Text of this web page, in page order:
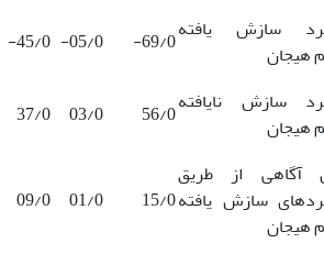
سازش یافته
هیجان
69/0-
05/0-
45/0-
سازش نایافته
هیجان
56/0
03/0
37/0
آگاهی از طریق
سازش یافته
هیجان
15/0
01/0
09/0